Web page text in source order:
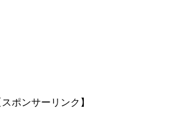
スポンサーリンク】